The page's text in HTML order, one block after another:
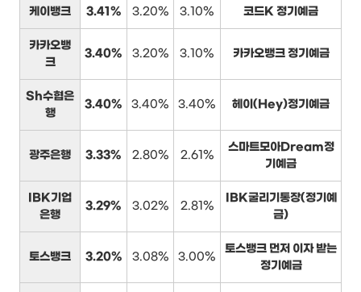
케이뱅크 3.41% 3.20% 3.10% 코드K 정기예금
카카오뱅
크
3.40% 3.20% 3.10% 카카오뱅크 정기예금
Sh수협은
행
3.40% 3.40% 3.40% 헤이(Hey)정기예금
광주은행 3.33% 2.80% 2.61%
스마트모아Dream정
기예금
IBK기업
은행
3.29% 3.02% 2.81%
IBK굴리기통장(정기예
금)
토스뱅크 3.20% 3.08% 3.00%
토스뱅크 먼저 이자 받는
정기예금